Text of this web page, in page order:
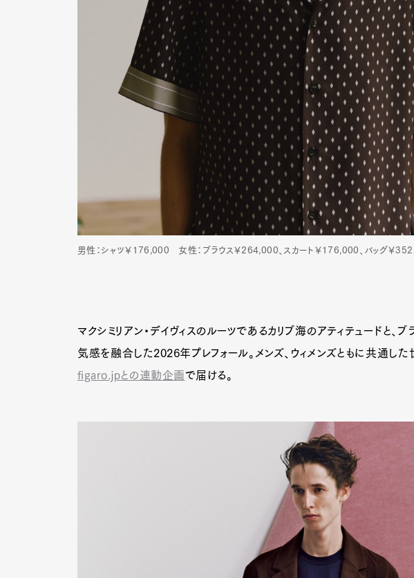
男性：シャツ￥176,000 女性：ブラウス￥264,000、スカート￥176,000、バッグ￥
マクシミリアン・デイヴィスのルーツであるカリブ海のアティテュードと
気感を融合した2026年プレフォール。メンズ、ウィメンズともに共通した
figaro.jpとの連動企画で届ける。